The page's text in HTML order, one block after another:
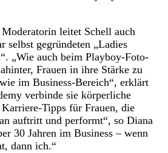
leitet Schell auch
selbst gegründeten „Ladies
„Wie auch beim Playboy-Foto-
Frauen in ihre Stärke zu
im Business-Bereich“, erklärt
verbinde sie körperliche
Tipps für Frauen, die
auftritt und performt“, so Diana
30 Jahren im Business – wenn
dann ich.“